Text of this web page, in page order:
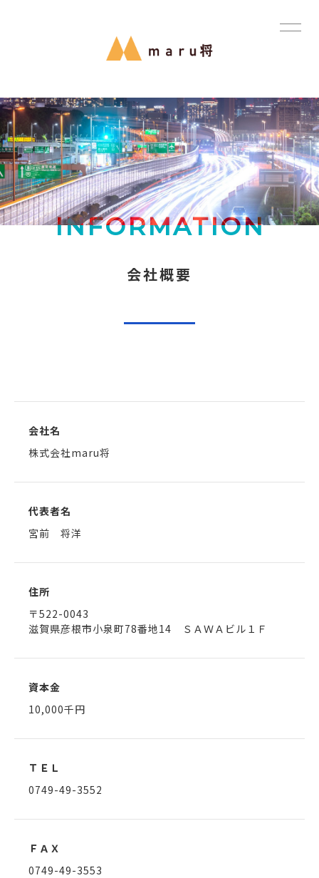
INFORMATION
会社概要
会社名
株式会社maru将
代表者名
宮前 将洋
住所
〒522-0043
滋賀県彦根市小泉町78番地14 ＳＡＷＡビル１Ｆ
資本金
10,000千円
ＴＥＬ
0749-49-3552
ＦＡＸ
0749-49-3553